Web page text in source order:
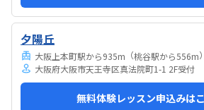
夕陽丘
大阪上本町駅から935m （桃谷駅から556m）
大阪府大阪市天王寺区真法院町1-1 2F受付
無料体験レッスン申込みは